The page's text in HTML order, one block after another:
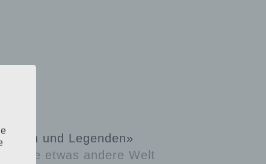
und Legenden»
eine etwas andere Welt